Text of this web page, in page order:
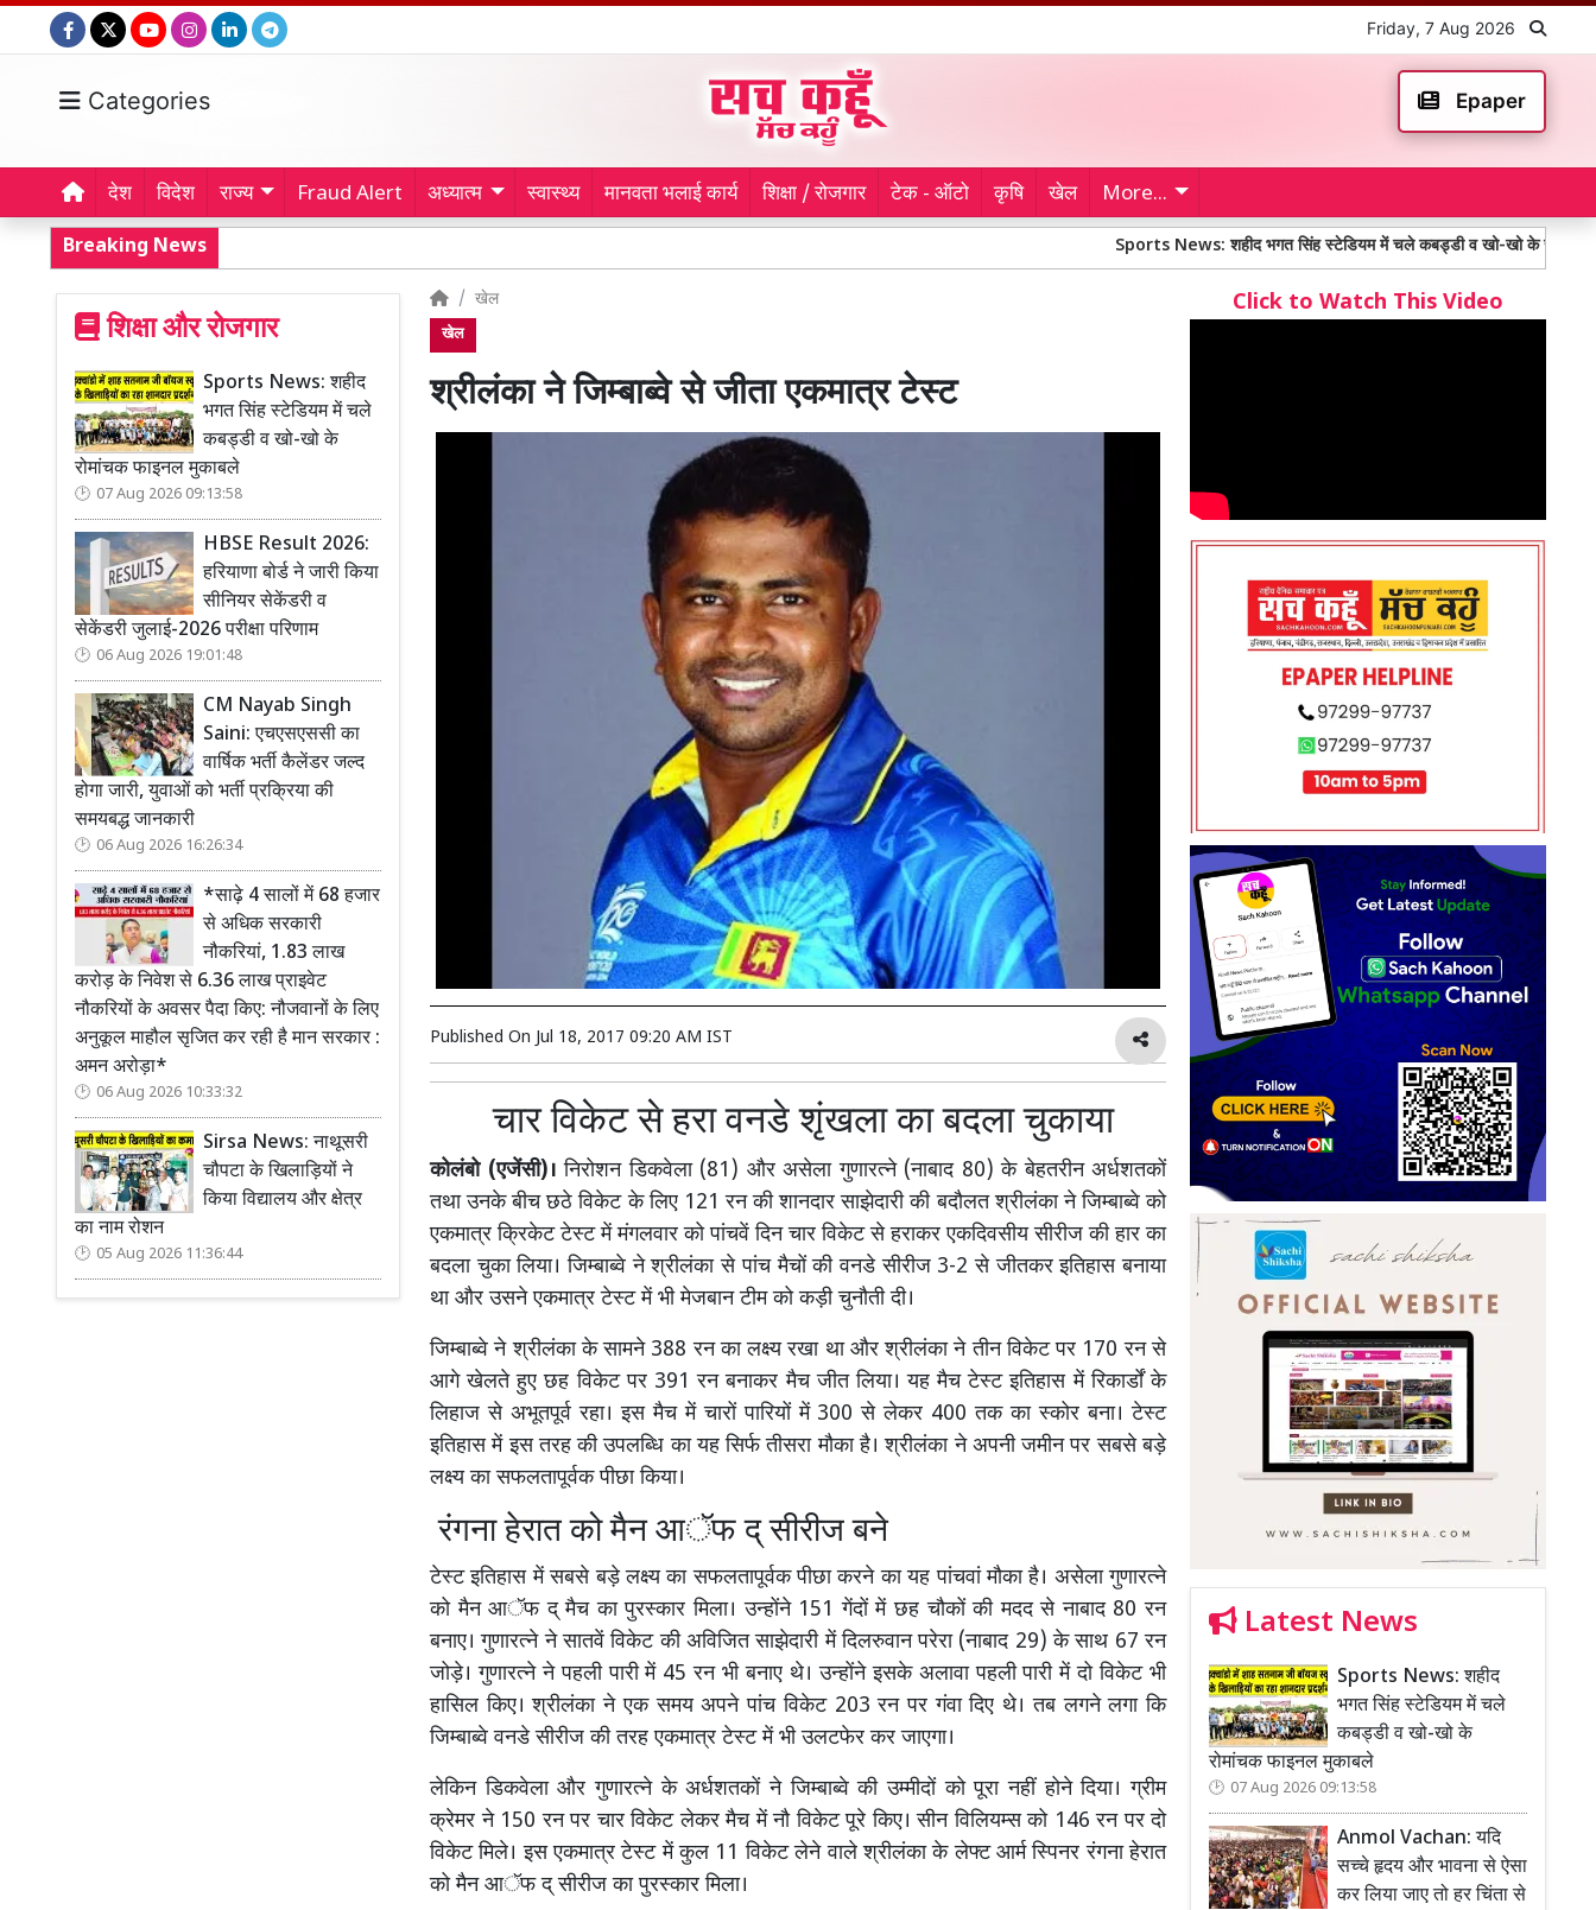
Friday, 7 Aug 2026
Categories Epaper
देश विदेश राज्य Fraud Alert अध्यात्म स्वास्थ्य मानवता भलाई कार्य शिक्षा / रोजगार टेक - ऑटो कृषि खेल More...
Breaking News Sports News: शहीद भगत सिंह स्टेडियम में चले कबड्डी व खो-खो के रोमांचक फाइनल
शिक्षा और रोजगार
Sports News: शहीद
भगत सिंह स्टेडियम में चले
कबड्डी व खो-खो के
रोमांचक फाइनल मुकाबले
07 Aug 2026 09:13:58
HBSE Result 2026:
हरियाणा बोर्ड ने जारी किया
सीनियर सेकेंडरी व
सेकेंडरी जुलाई-2026 परीक्षा परिणाम
06 Aug 2026 19:01:48
CM Nayab Singh
Saini: एचएसएससी का
वार्षिक भर्ती कैलेंडर जल्द
होगा जारी, युवाओं को भर्ती प्रक्रिया की
समयबद्ध जानकारी
06 Aug 2026 16:26:34
*साढ़े 4 सालों में 68 हजार
से अधिक सरकारी
नौकरियां, 1.83 लाख
करोड़ के निवेश से 6.36 लाख प्राइवेट
नौकरियों के अवसर पैदा किए: नौजवानों के लिए
अनुकूल माहौल सृजित कर रही है मान सरकार :
अमन अरोड़ा*
06 Aug 2026 10:33:32
Sirsa News: नाथूसरी
चौपटा के खिलाड़ियों ने
किया विद्यालय और क्षेत्र
का नाम रोशन
05 Aug 2026 11:36:44
खेल
खेल
श्रीलंका ने जिम्बाब्वे से जीता एकमात्र टेस्ट
Published On Jul 18, 2017 09:20 AM IST
चार विकेट से हरा वनडे शृंखला का बदला चुकाया
कोलंबो (एजेंसी)। निरोशन डिकवेला (81) और असेला गुणारत्ने (नाबाद 80) के बेहतरीन अर्धशतकों
तथा उनके बीच छठे विकेट के लिए 121 रन की शानदार साझेदारी की बदौलत श्रीलंका ने जिम्बाब्वे को
एकमात्र क्रिकेट टेस्ट में मंगलवार को पांचवें दिन चार विकेट से हराकर एकदिवसीय सीरीज की हार का
बदला चुका लिया। जिम्बाब्वे ने श्रीलंका से पांच मैचों की वनडे सीरीज 3-2 से जीतकर इतिहास बनाया
था और उसने एकमात्र टेस्ट में भी मेजबान टीम को कड़ी चुनौती दी।
जिम्बाब्वे ने श्रीलंका के सामने 388 रन का लक्ष्य रखा था और श्रीलंका ने तीन विकेट पर 170 रन से
आगे खेलते हुए छह विकेट पर 391 रन बनाकर मैच जीत लिया। यह मैच टेस्ट इतिहास में रिकार्डों के
लिहाज से अभूतपूर्व रहा। इस मैच में चारों पारियों में 300 से लेकर 400 तक का स्कोर बना। टेस्ट
इतिहास में इस तरह की उपलब्धि का यह सिर्फ तीसरा मौका है। श्रीलंका ने अपनी जमीन पर सबसे बड़े
लक्ष्य का सफलतापूर्वक पीछा किया।
रंगना हेरात को मैन आॅफ द् सीरीज बने
टेस्ट इतिहास में सबसे बड़े लक्ष्य का सफलतापूर्वक पीछा करने का यह पांचवां मौका है। असेला गुणारत्ने
को मैन आॅफ द् मैच का पुरस्कार मिला। उन्होंने 151 गेंदों में छह चौकों की मदद से नाबाद 80 रन
बनाए। गुणारत्ने ने सातवें विकेट की अविजित साझेदारी में दिलरुवान परेरा (नाबाद 29) के साथ 67 रन
जोड़े। गुणारत्ने ने पहली पारी में 45 रन भी बनाए थे। उन्होंने इसके अलावा पहली पारी में दो विकेट भी
हासिल किए। श्रीलंका ने एक समय अपने पांच विकेट 203 रन पर गंवा दिए थे। तब लगने लगा कि
जिम्बाब्वे वनडे सीरीज की तरह एकमात्र टेस्ट में भी उलटफेर कर जाएगा।
लेकिन डिकवेला और गुणारत्ने के अर्धशतकों ने जिम्बाब्वे की उम्मीदों को पूरा नहीं होने दिया। ग्रीम
क्रेमर ने 150 रन पर चार विकेट लेकर मैच में नौ विकेट पूरे किए। सीन विलियम्स को 146 रन पर दो
विकेट मिले। इस एकमात्र टेस्ट में कुल 11 विकेट लेने वाले श्रीलंका के लेफ्ट आर्म स्पिनर रंगना हेरात
को मैन आॅफ द् सीरीज का पुरस्कार मिला।
Click to Watch This Video
Latest News
Sports News: शहीद
भगत सिंह स्टेडियम में चले
कबड्डी व खो-खो के
रोमांचक फाइनल मुकाबले
07 Aug 2026 09:13:58
Anmol Vachan: यदि
सच्चे हृदय और भावना से ऐसा
कर लिया जाए तो हर चिंता से